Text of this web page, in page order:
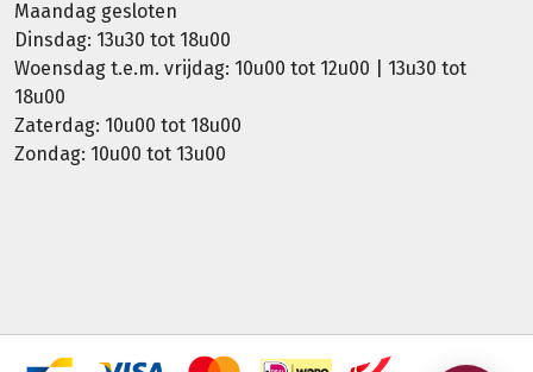
Maandag gesloten
Dinsdag: 13u30 tot 18u00
Woensdag t.e.m. vrijdag: 10u00 tot 12u00 | 13u30 tot
18u00
Zaterdag: 10u00 tot 18u00
Zondag: 10u00 tot 13u00